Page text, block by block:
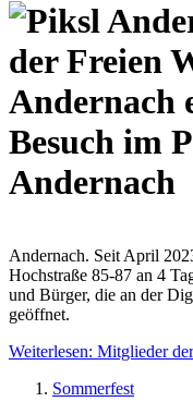
der Freien
Andernach
Besuch im
Andernach
Andernach. Seit April
Hochstraße 85-87 an 4
und Bürger, die an der
geöffnet.
Weiterlesen: Mitglieder
Sommerfest